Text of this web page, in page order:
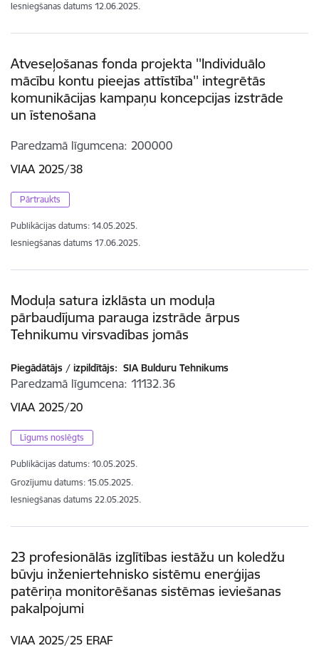
Iesniegšanas datums 12.06.2025.
Atveseļošanas fonda projekta ''Individuālo
mācību kontu pieejas attīstība'' integrētās
komunikācijas kampaņu koncepcijas izstrāde
un īstenošana
Paredzamā līgumcena 200000
VIAA 2025/38
Pārtraukts
Publikācijas datums: 14.05.2025.
Iesniegšanas datums 17.06.2025.
Moduļa satura izklāsta un moduļa
pārbaudījuma parauga izstrāde ārpus
Tehnikumu virsvadības jomās
Piegādātājs / izpildītājs: SIA Bulduru Tehnikums
Paredzamā līgumcena 11132.36
VIAA 2025/20
Līgums noslēgts
Publikācijas datums: 10.05.2025.
Grozījumu datums: 15.05.2025.
Iesniegšanas datums 22.05.2025.
23 profesionālās izglītības iestāžu un koledžu
būvju inženiertehnisko sistēmu enerģijas
patēriņa monitorēšanas sistēmas ieviešanas
pakalpojumi
VIAA 2025/25 ERAF